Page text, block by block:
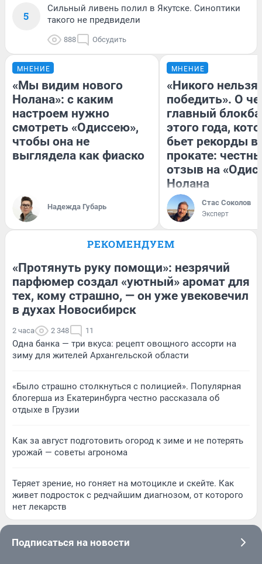
5
Сильный ливень полил в Якутске. Синоптики
такого не предвидели
888 Обсудить
МНЕНИЕ
«Мы видим нового
Нолана»: с каким
настроем нужно
смотреть «Одиссею»,
чтобы она не
выглядела как фиаско
Надежда Губарь
МНЕНИЕ
«Никого нельзя
победить». О
главный
этого года,
бьет рекорды в
прокате:
отзыв на
Нолана
Стас Соколов
Эксперт
РЕКОМЕНДУЕМ
«Протянуть руку помощи»: незрячий
парфюмер создал «уютный» аромат для
тех, кому страшно, — он уже увековечил
в духах Новосибирск
2 часа 2 348 11
Одна банка — три вкуса: рецепт овощного ассорти на
зиму для жителей Архангельской области
«Было страшно столкнуться с полицией». Популярная
блогерша из Екатеринбурга честно рассказала об
отдыхе в Грузии
Как за август подготовить огород к зиме и не потерять
урожай — советы агронома
Теряет зрение, но гоняет на мотоцикле и скейте. Как
живет подросток с редчайшим диагнозом, от которого
нет лекарств
Подписаться на новости